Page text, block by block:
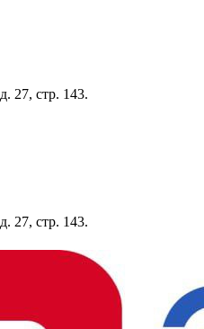
27, стр. 143.
27, стр. 143.